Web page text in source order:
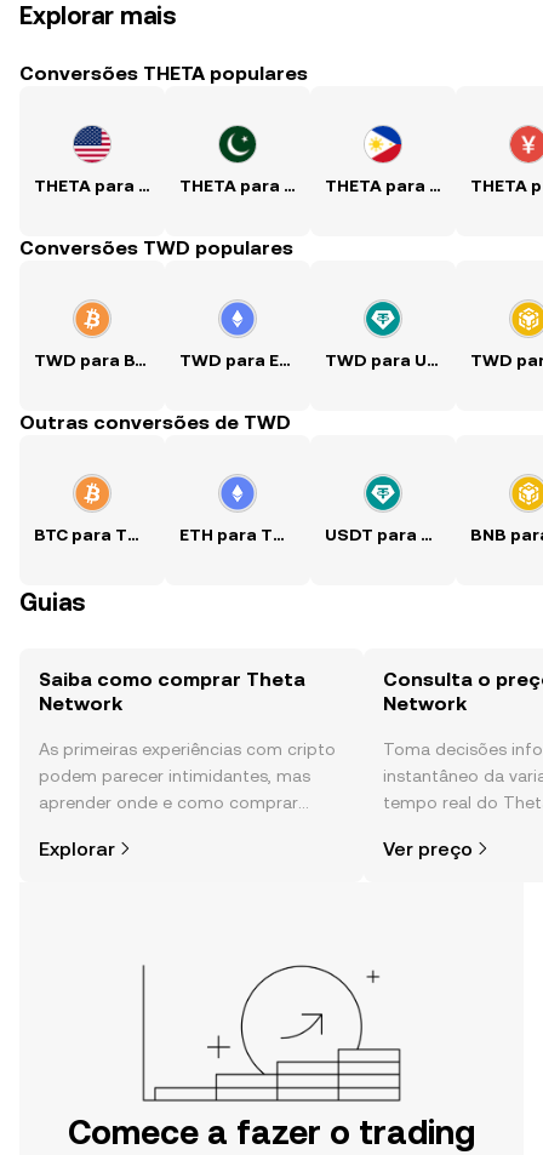
Explorar mais
Conversões THETA populares
THETA para USD THETA para PKR THETA para PHP
Conversões TWD populares
TWD para BTC TWD para ETH TWD para USDT
Outras conversões de TWD
BTC para TWD ETH para TWD USDT para TWD
Guias
Saiba como comprar Theta
Network
As primeiras experiências com cripto
podem parecer intimidantes, mas
aprender onde e como comprar
Começa a tua viagem na aplicação
Explorar
Consulta o
Network
Toma decisões
instantâneo da
tempo real do
e muito mais.
Ver preço
Comece a fazer o trading